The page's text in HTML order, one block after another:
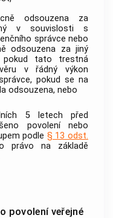
odsouzena za
v souvislosti s
správce nebo
odsouzena za jiný
tato trestná
v řádný výkon
, pokud se na
odsouzena, nebo
5 letech před
povolení nebo
podle § 13 odst.
právo na základě
povolení veřejné